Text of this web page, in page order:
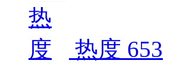
热度 653